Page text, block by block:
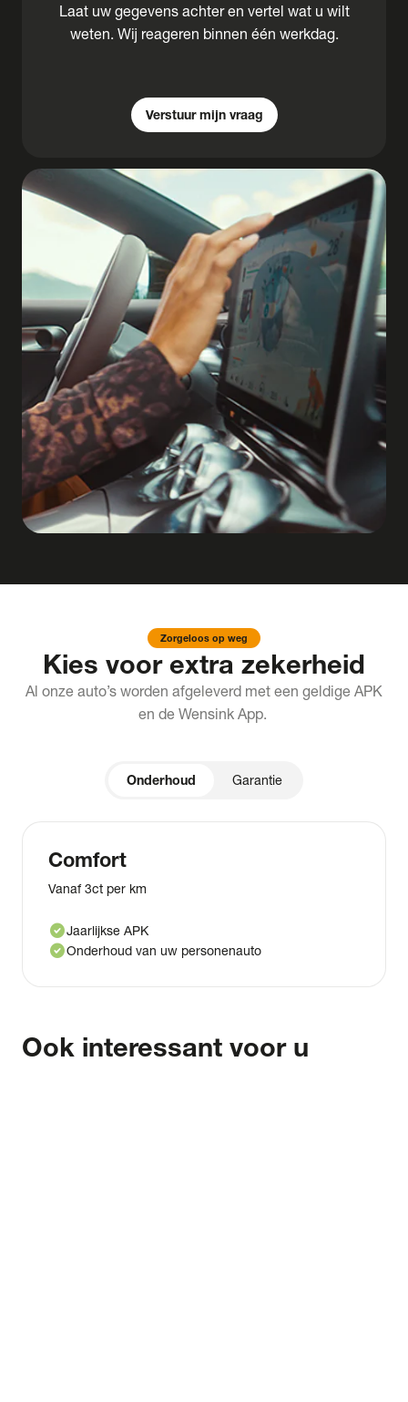
Laat uw gegevens achter en vertel wat u wilt
weten. Wij reageren binnen één werkdag.
Verstuur mijn vraag
Zorgeloos op weg
Kies voor extra zekerheid
Al onze auto’s worden afgeleverd met een geldige APK
en de Wensink App.
Onderhoud Garantie
Comfort
Vanaf 3ct per km
check_circleJaarlijkse APK
check_circleOnderhoud van uw personenauto
Ook interessant voor u